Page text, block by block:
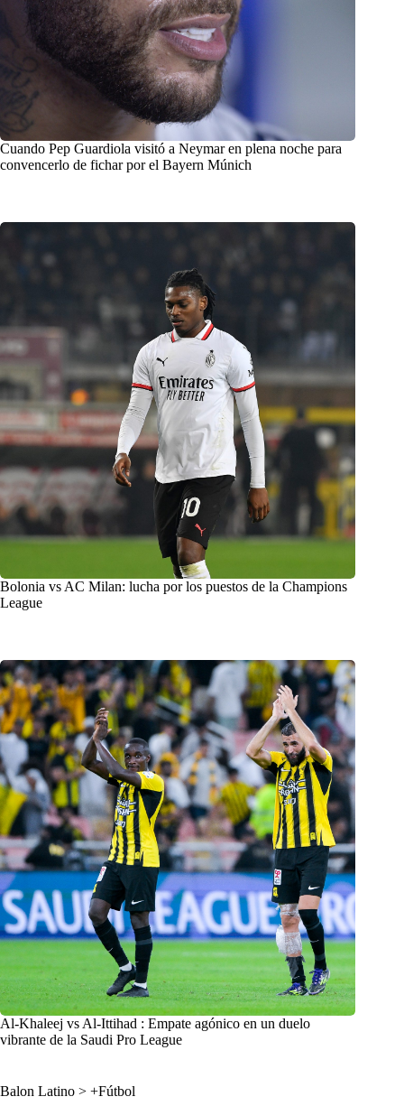
Cuando Pep Guardiola visitó a Neymar en plena noche para
convencerlo de fichar por el Bayern Múnich
Bolonia vs AC Milan: lucha por los puestos de la Champions
League
Al-Khaleej vs Al-Ittihad : Empate agónico en un duelo
vibrante de la Saudi Pro League
Balon Latino > +Fútbol